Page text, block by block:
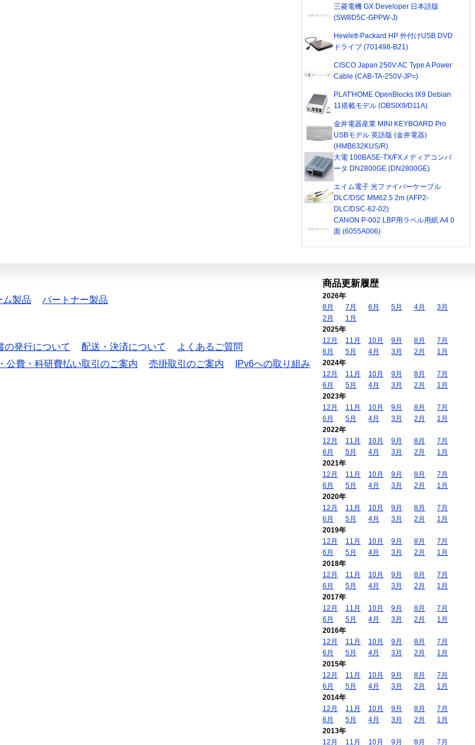
三菱電機 GX Developer 日本語版
(SW8D5C-GPPW-J)
Hewlett-Packard HP 外付けUSB DVD
ドライブ (701498-B21)
CISCO Japan 250V AC Type A Power
Cable (CAB-TA-250V-JP=)
PLAT'HOME OpenBlocks IX9 Debian
11搭載モデル (OBSIX9/D11A)
金井電器産業 MINI KEYBOARD Pro
USBモデル 英語版 (金井電器)
(HMB632KUS/R)
大電 100BASE-TX/FXメディアコンバ
ータ DN2800GE (DN2800GE)
エイム電子 光ファイバーケーブル
DLC/DSC MM62.5 2m (AFP2-
DLC/DSC-62-02)
CANON P-002 LBP用ラベル用紙 A4 0
面 (6055A006)
ム製品 パートナー製品
の発行について 配送・決済について
よくあるご質問
公費・科研費払い取引のご案内 売掛取引のご案内
IPv6への取り組み
商品更新履歴
2026年
8月
7月 6月 5月 4月
3月
2月
1月
2025年
12月
11月 10月 9月 8月
7月
6月
5月 4月 3月 2月
1月
2024年
12月
11月 10月 9月 8月
7月
6月
5月 4月 3月 2月
1月
2023年
12月
11月 10月 9月 8月
7月
6月
5月 4月 3月 2月
1月
2022年
12月
11月 10月 9月 8月
7月
6月
5月 4月 3月 2月
1月
2021年
12月
11月 10月 9月 8月
7月
6月
5月 4月 3月 2月
1月
2020年
12月
11月 10月 9月 8月
7月
6月
5月 4月 3月 2月
1月
2019年
12月
11月 10月 9月 8月
7月
6月
5月 4月 3月 2月
1月
2018年
12月
11月 10月 9月 8月
7月
6月
5月 4月 3月 2月
1月
2017年
12月
11月 10月 9月 8月
7月
6月
5月 4月 3月 2月
1月
2016年
12月
11月 10月 9月 8月
7月
6月
5月 4月 3月 2月
1月
2015年
12月
11月 10月 9月 8月
7月
6月
5月 4月 3月 2月
1月
2014年
12月
11月 10月 9月 8月
7月
6月
5月 4月 3月 2月
1月
2013年
12月
11月 10月 9月 8月 7月